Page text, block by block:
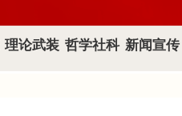
理论武装 哲学社科 新闻宣传